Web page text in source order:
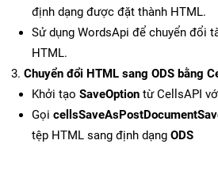
định dạng được đặt thành HTML.
Sử dụng WordsApi để chuyển đổi
HTML.
Chuyển đổi HTML sang ODS bằng
Khởi tạo SaveOption từ CellsAPI
Gọi
tệp HTML sang định dạng ODS